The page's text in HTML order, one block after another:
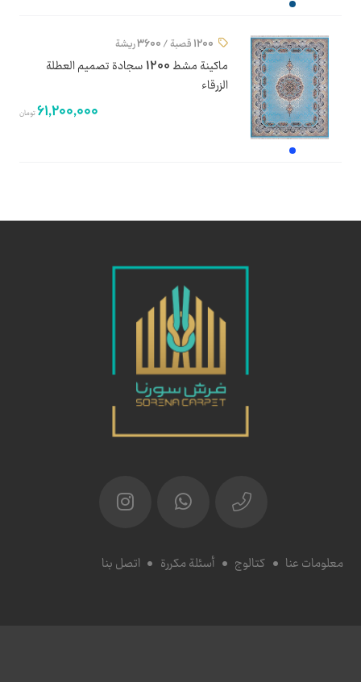
1200 قصبة / 3600 ريشة
ماكينة مشط 1200 سجادة تصميم العطلة
الزرقاء
61,200,000تومان
معلومات عنا كتالوج أسئلة مكررة اتصل بنا